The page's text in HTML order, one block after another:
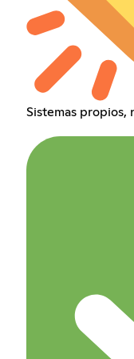
Sistemas propios,